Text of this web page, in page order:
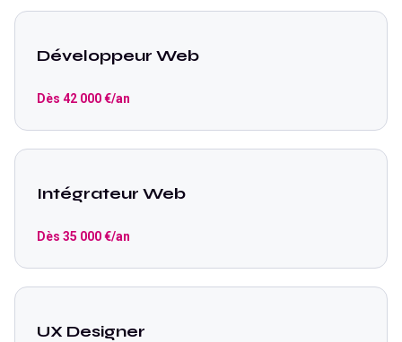
Développeur Web
Dès 42 000€/an
Intégrateur Web
Dès 35 000€/an
UX Designer